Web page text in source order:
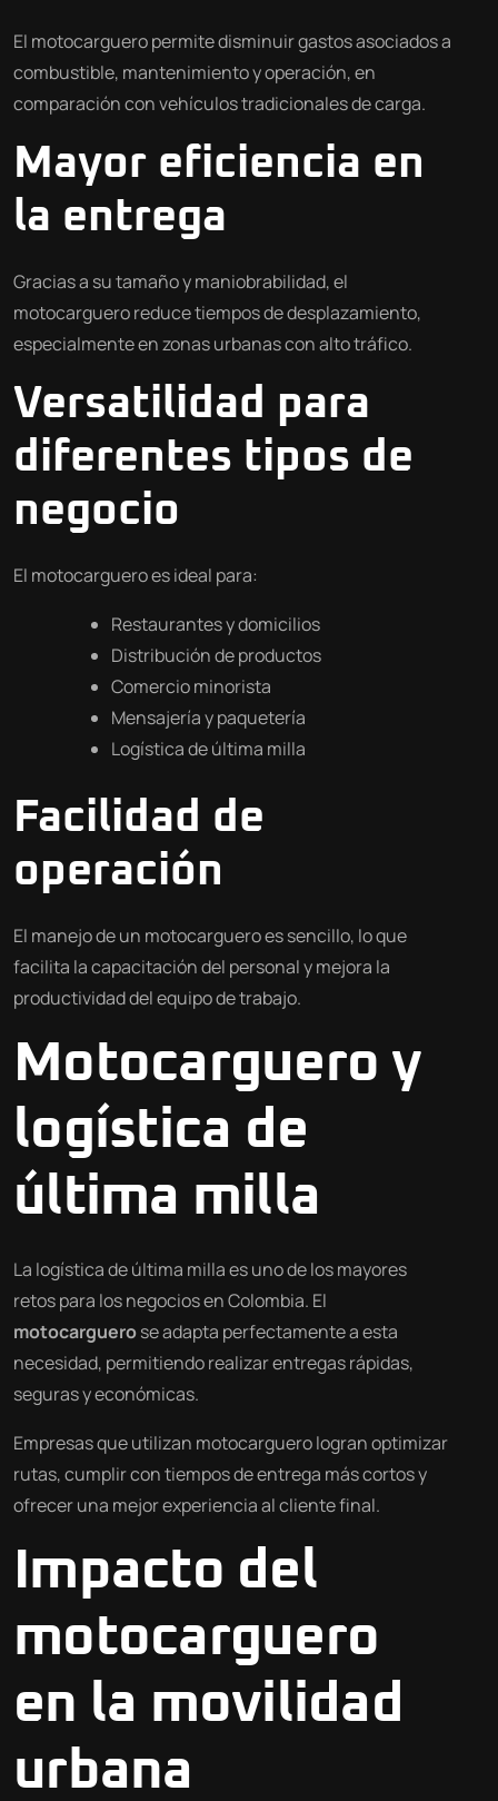
El motocarguero permite disminuir gastos asociados a
combustible, mantenimiento y operación, en
comparación con vehículos tradicionales de carga.
Mayor eficiencia en
la entrega
Gracias a su tamaño y maniobrabilidad, el
motocarguero reduce tiempos de desplazamiento,
especialmente en zonas urbanas con alto tráfico.
Versatilidad para
diferentes tipos de
negocio
El motocarguero es ideal para:
Restaurantes y domicilios
Distribución de productos
Comercio minorista
Mensajería y paquetería
Logística de última milla
Facilidad de
operación
El manejo de un motocarguero es sencillo, lo que
facilita la capacitación del personal y mejora la
productividad del equipo de trabajo.
Motocarguero y
logística de
última milla
La logística de última milla es uno de los mayores
retos para los negocios en Colombia. El
motocarguerose adapta perfectamente a esta
necesidad, permitiendo realizar entregas rápidas,
seguras y económicas.
Empresas que utilizan motocarguero logran optimizar
rutas, cumplir con tiempos de entrega más cortos y
ofrecer una mejor experiencia al cliente final.
Impacto del
motocarguero
en la movilidad
urbana